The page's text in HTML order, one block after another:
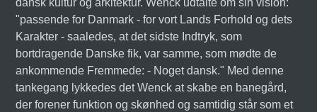
dansk kultur og arkitektur. Wenck udtalte om sin vision:
"passende for Danmark - for vort Lands Forhold og dets
Karakter - saaledes, at det sidste Indtryk, som
bortdragende Danske fik, var samme, som mødte de
ankommende Fremmede: - Noget dansk." Med denne
tankegang lykkedes det Wenck at skabe en banegård,
der forener funktion og skønhed og samtidig står som et